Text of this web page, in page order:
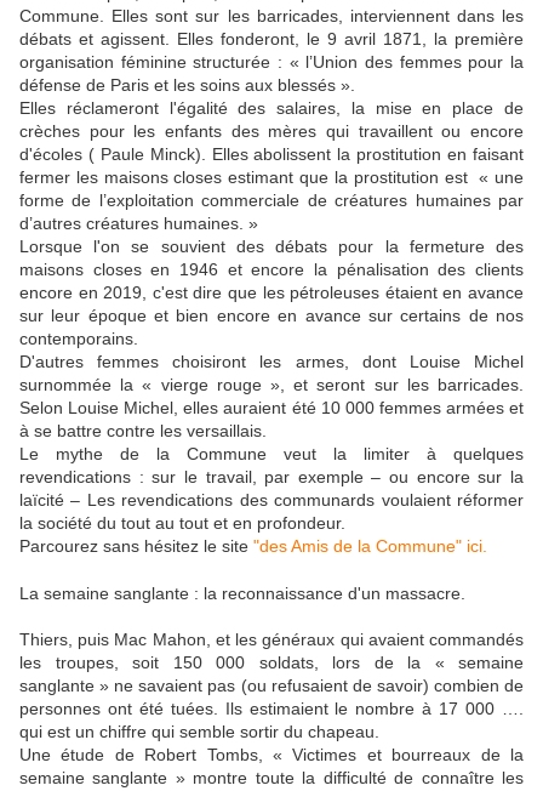
Commune. Elles sont sur les barricades, interviennent dans les
débats et agissent. Elles fonderont, le 9 avril 1871, la première
organisation féminine structurée : « l’Union des femmes pour la
défense de Paris et les soins aux blessés ».
Elles réclameront l'égalité des salaires, la mise en place de
crèches pour les enfants des mères qui travaillent ou encore
d'écoles ( Paule Minck). Elles abolissent la prostitution en faisant
fermer les maisons closes estimant que la prostitution est « une
forme de l’exploitation commerciale de créatures humaines par
d’autres créatures humaines. »
Lorsque l'on se souvient des débats pour la fermeture des
maisons closes en 1946 et encore la pénalisation des clients
encore en 2019, c'est dire que les pétroleuses étaient en avance
sur leur époque et bien encore en avance sur certains de nos
contemporains.
D'autres femmes choisiront les armes, dont Louise Michel
surnommée la « vierge rouge », et seront sur les barricades.
Selon Louise Michel, elles auraient été 10 000 femmes armées et
à se battre contre les versaillais.
Le mythe de la Commune veut la limiter à quelques
revendications : sur le travail, par exemple – ou encore sur la
laïcité – Les revendications des communards voulaient réformer
la société du tout au tout et en profondeur.
Parcourez sans hésitez le site "des Amis de la Commune" ici.
La semaine sanglante : la reconnaissance d'un massacre.
Thiers, puis Mac Mahon, et les généraux qui avaient commandés
les troupes, soit 150 000 soldats, lors de la « semaine
sanglante » ne savaient pas (ou refusaient de savoir) combien de
personnes ont été tuées. Ils estimaient le nombre à 17 000 ….
qui est un chiffre qui semble sortir du chapeau.
Une étude de Robert Tombs, « Victimes et bourreaux de la
semaine sanglante » montre toute la difficulté de connaître les